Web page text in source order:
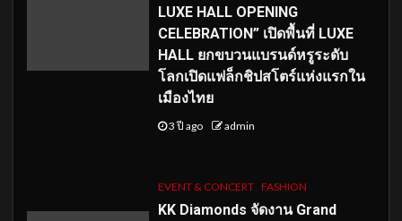
LUXE HALL OPENING
CELEBRATION” เปิดพื้นที่ LUXE
HALL ยกขบวนแบรนด์หรูระดับ
โลกเปิดแฟล็กชิปสโตร์แห่งแรกใน
เมืองไทย
3 ปี ago admin
EVENT & CONCERT FASHION
KK Diamonds จัดงาน Grand